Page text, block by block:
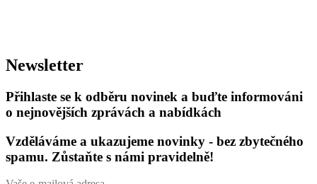
Newsletter
Přihlaste se k odběru novinek a buďte informováni
o nejnovějších zprávách a nabídkách
Vzděláváme a ukazujeme novinky - bez zbytečného
spamu. Zůstaňte s námi pravidelně!